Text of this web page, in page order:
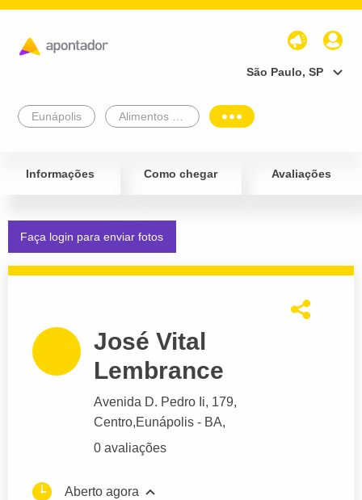
São Paulo, SP
Eunápolis
Informações Como chegar Avaliações
Faça login para enviar fotos
José Vital
Lembrance
Avenida D. Pedro Ii, 179,
Centro,Eunápolis - BA,
0 avaliações
Aberto agora